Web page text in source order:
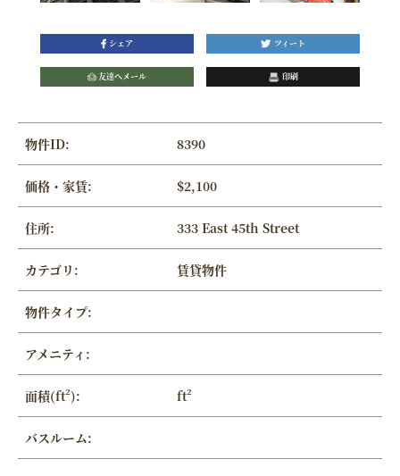
シェア ツィート
友達へメール 印刷
物件ID: 8390
価格・家賃: $2,100
住所: 333 East 45th Street
カテゴリ: 賃貸物件
物件タイプ:
アメニティ:
面積(ft²): ft²
バスルーム: